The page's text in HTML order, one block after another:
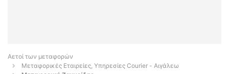
Αετοί των μεταφορών
Μεταφορικές Εταιρείες, Υπηρεσίες Courier - Αιγάλεω